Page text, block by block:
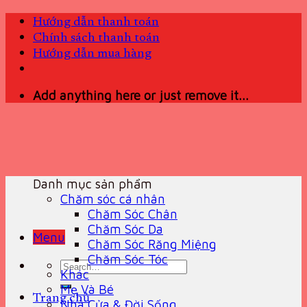
Skip
content
Hướng dẫn thanh toán
Chính sách thanh toán
Hướng dẫn mua hàng
Add anything here or just remove it...
Menu
Search
for:
Trang chủ
Danh mục sản phẩm
Chăm sóc cá nhân
Chăm Sóc Chân
Chăm Sóc Da
Chăm Sóc Răng Miệng
Chăm Sóc Tóc
Khác
Mẹ Và Bé